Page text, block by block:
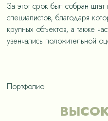
За этот срок был собран
специалистов, благодаря
крупных объектов, а также
увенчались положительной
Портфолио